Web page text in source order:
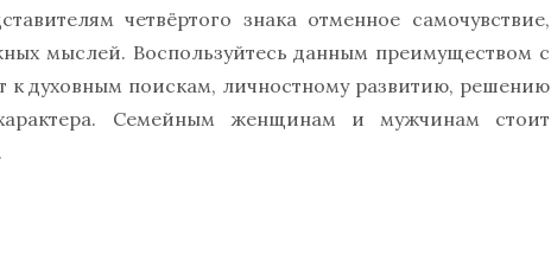
четвёртого знака отменное самочувствие,
мыслей. Воспользуйтесь данным преимуществом с
к духовным поискам, личностному развитию, решению
Семейным женщинам и мужчинам стоит